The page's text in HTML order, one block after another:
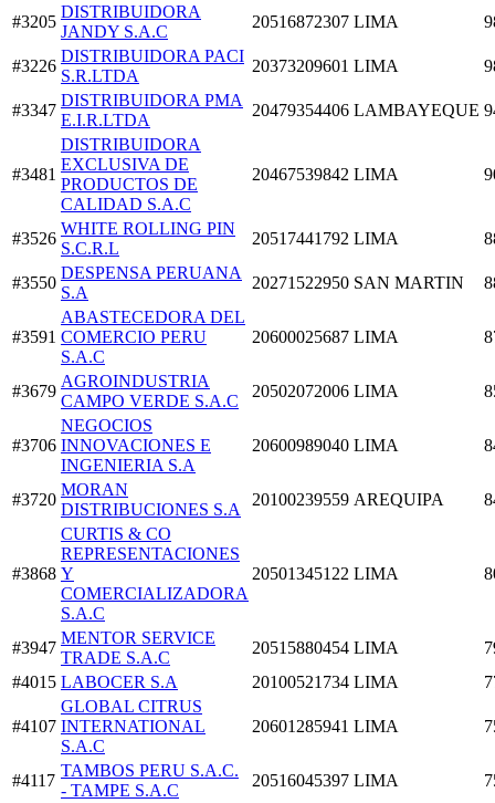
#3205
DISTRIBUIDORA
JANDY S.A.C
20516872307 LIMA
#3226
DISTRIBUIDORA PACI
S.R.LTDA
20373209601 LIMA
#3347
DISTRIBUIDORA PMA
E.I.R.LTDA
20479354406 LAMBAYEQUE
#3481
DISTRIBUIDORA
EXCLUSIVA DE
PRODUCTOS DE
CALIDAD S.A.C
20467539842 LIMA
#3526
WHITE ROLLING PIN
S.C.R.L
20517441792 LIMA
#3550
DESPENSA PERUANA
S.A
20271522950 SAN MARTIN
#3591
ABASTECEDORA DEL
COMERCIO PERU
S.A.C
20600025687 LIMA
#3679
AGROINDUSTRIA
CAMPO VERDE S.A.C
20502072006 LIMA
#3706
NEGOCIOS
INNOVACIONES E
INGENIERIA S.A
20600989040 LIMA
#3720
MORAN
DISTRIBUCIONES S.A
20100239559 AREQUIPA
#3868
CURTIS & CO
REPRESENTACIONES
Y
COMERCIALIZADORA
S.A.C
20501345122 LIMA
#3947
MENTOR SERVICE
TRADE S.A.C
20515880454 LIMA
#4015 LABOCER S.A 20100521734 LIMA
#4107
GLOBAL CITRUS
INTERNATIONAL
S.A.C
20601285941 LIMA
#4117
TAMBOS PERU S.A.C.
- TAMPE S.A.C
20516045397 LIMA